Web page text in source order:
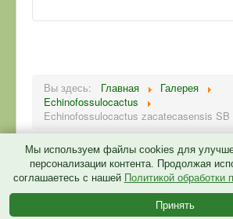
Мы используем файлы cookies для
персонализации контента. Продолжая
соглашаетесь с нашей Политикой обработки
Принять
Вы здесь: Главная
Галерея
Echinofossulocactus
Echinofossulocactus zacatecasensis SB
Политика конфиденциальности